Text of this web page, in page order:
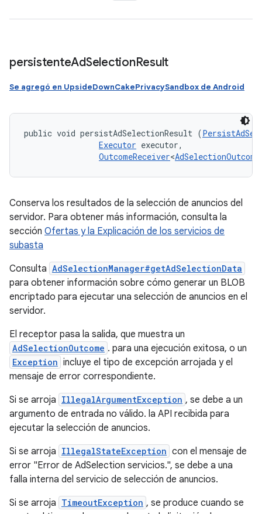
persistenteAdSelectionResult
Se agregó en UpsideDownCakePrivacySandbox de Android
public void persistAdSelectionResult (
Executor executor,
OutcomeReceiver<AdSelectionOutcome
Conserva los resultados de la selección de anuncios del
servidor. Para obtener más información, consulta la
sección Ofertas y la Explicación de los servicios de
subasta
Consulta AdSelectionManager#getAdSelectionData
para obtener información sobre cómo generar un BLOB
encriptado para ejecutar una selección de anuncios en el
servidor.
El receptor pasa la salida, que muestra un
AdSelectionOutcome . para una ejecución exitosa, o un
Exception incluye el tipo de excepción arrojada y el
mensaje de error correspondiente.
Si se arroja IllegalArgumentException , se debe a un
argumento de entrada no válido. la API recibida para
ejecutar la selección de anuncios.
Si se arroja IllegalStateException con el mensaje de
error "Error de AdSelection servicios.", se debe a una
falla interna del servicio de selección de anuncios.
Si se arroja TimeoutException , se produce cuando se